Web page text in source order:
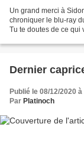
Un grand merci à
chroniquer le blu-ray
Tu te doutes de ce qui
Dernier
Publié le 08/12/2020
Par Platinoch